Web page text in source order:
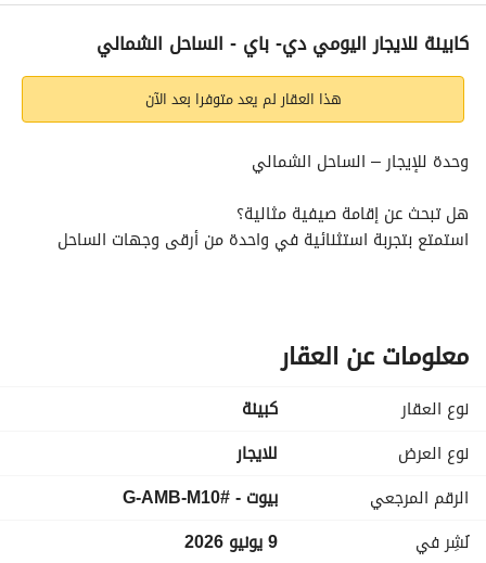
الاماكن القريبة
كابينة للايجار اليومي دي- باي - الساحل الشمالي
هذا العقار لم يعد متوفرا بعد الآن
وحدة للإيجار – الساحل الشمالي
هل تبحث عن إقامة صيفية مثالية؟
نوع الوحدة: كابينة
عدد غرف النوم: 1
عدد الحمامات: 1
الإطلالة: صف أول مباشر على البحر
المساحة:
متاحة خلال: موسم الصيف
السعر:
مفروشة بالكامل
معلومات عن العقار
نوع العقار
كبينة
نوع العرض
للايجار
الرقم المرجعي
بيوت - #G-AMB-M10
نُشِر في
9 يونيو 2026